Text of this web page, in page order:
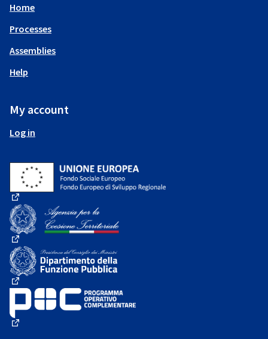
Home
Processes
Assemblies
Help
My account
Log in
(External link)
(External link)
(External link)